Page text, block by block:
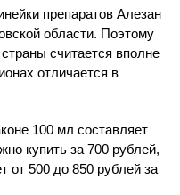
препаратов Алезан
области. Поэтому
считается вполне
отличается в
100 мл составляет
купить за 700 рублей,
от 500 до 850 рублей за